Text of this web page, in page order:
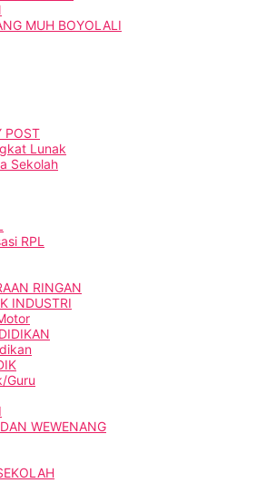
MUH BOYOLALI
POST
Lunak
Sekolah
RPL
RINGAN
INDUSTRI
Guru
WEWENANG